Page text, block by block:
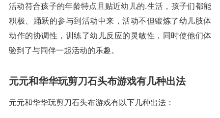
活动符合孩子的年龄特点且贴近幼儿的.生活，孩子们都能
积极、踊跃的参与到活动中来，活动不但锻炼了幼儿肢体
动作的协调性，训练了幼儿反应的灵敏性，同时使他们体
验到了与同伴一起活动的乐趣。
元元和华华玩剪刀石头布游戏有几种出法
元元和华华玩剪刀石头布游戏有以下几种出法：